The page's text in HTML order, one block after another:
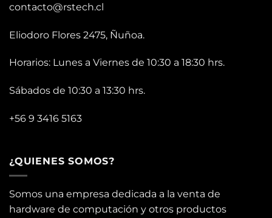
contacto@rstech.cl
Eliodoro Flores 2475, Ñuñoa.
Horarios: Lunes a Viernes de 10:30 a 18:30 hrs.
Sábados de 10:30 a 13:30 hrs.
+56 9 3416 5163
¿QUIENES SOMOS?
Somos una empresa dedicada a la venta de
hardware de computación y otros productos